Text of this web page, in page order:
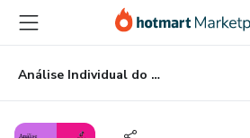
para
conteúdo
principal
para
pagamento
para
rodapé
Análise Individual do Perfil TikTok: Seja Viral!